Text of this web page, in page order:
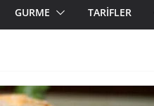
GURME TARİFLER